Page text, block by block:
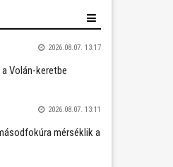
2026.08.07. 13:17
Volán-keretbe
2026.08.07. 13:11
mérséklik a